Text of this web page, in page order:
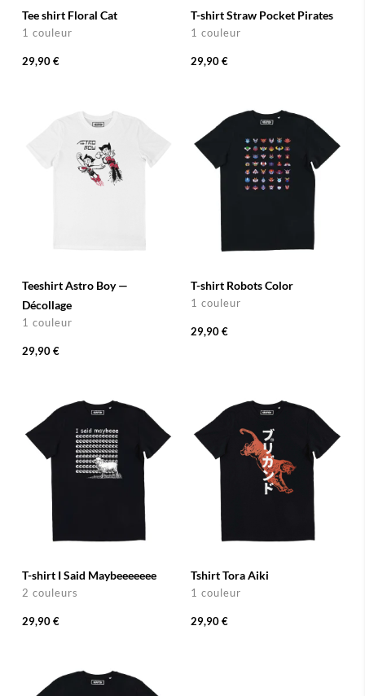
Tee shirt Floral Cat
1 couleur
29,90 €
T-shirt Straw Pocket Pirates
1 couleur
29,90 €
Teeshirt Astro Boy —
Décollage
1 couleur
29,90 €
T-shirt Robots Color
1 couleur
29,90 €
T-shirt I Said Maybeeeeeee
2 couleurs
29,90 €
Tshirt Tora Aiki
1 couleur
29,90 €